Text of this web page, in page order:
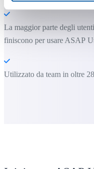
La maggior parte degli
finiscono per usare ASAP
Utilizzato da team in oltre